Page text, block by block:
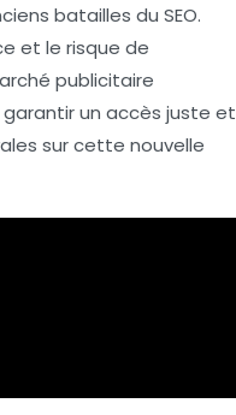
batailles du SEO.
et le risque de
publicitaire
un accès juste et
sur cette nouvelle